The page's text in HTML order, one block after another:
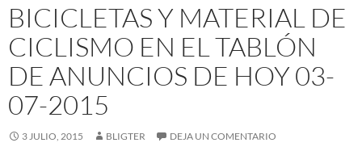
BICICLETAS Y MATERIAL DE
CICLISMO EN EL TABLÓN
DE ANUNCIOS DE HOY 03-
07-2015
3 JULIO, 2015 BLIGTER DEJA UN COMENTARIO